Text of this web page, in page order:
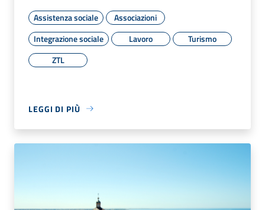
Assistenza sociale
Associazioni
Integrazione sociale
Lavoro
Turismo
ZTL
LEGGI DI PIÙ